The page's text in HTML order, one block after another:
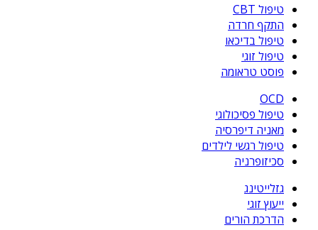
טיפול CBT
התקף חרדה
טיפול בדיכאו
טיפול זוגי
פוסט טראומה
OCD
טיפול פסיכולוגי
מאניה דיפרסיה
טיפול רגשי לילדים
סכיזופרניה
גזלייטינג
ייעוץ זוגי
הדרכת הורים